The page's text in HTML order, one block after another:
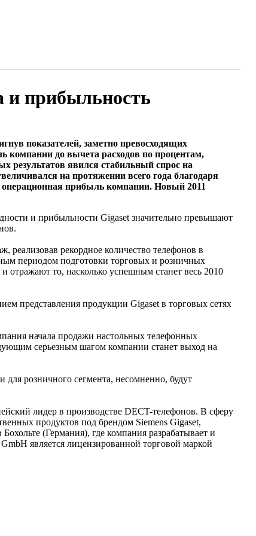
и прибыльность
показателей, заметно превосходящих
компании до вычета расходов по процентам,
результатов явился стабильный спрос на
на протяжении всего года благодаря
операционная прибыль компании. Новый 2011
и прибыльности Gigaset значительно превышают
реализовав рекордное количество телефонов в
периодом подготовки торговых и розничных
отражают то, насколько успешным станет весь 2010
представления продукции Gigaset в торговых сетях
начала продажи настольных телефонных
серьезным шагом компании станет выход на
розничного сегмента, несомненно, будут
лидер в производстве DECT-телефонов. В сферу
продуктов под брендом Siemens Gigaset,
(Германия), где компания разрабатывает и
является лицензированной торговой маркой